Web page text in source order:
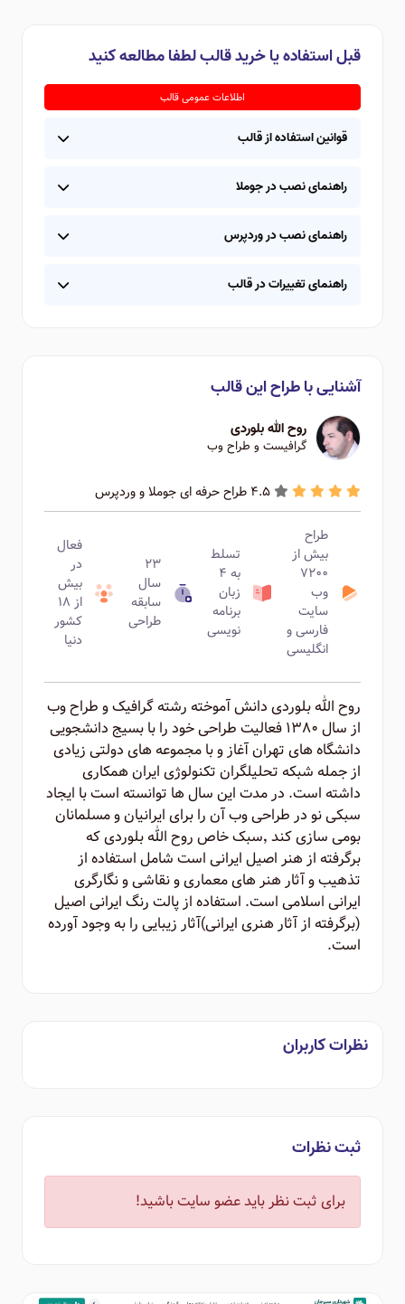
قبل استفاده یا خرید قالب لطفا مطالعه کنید
اطلاعات عمومی قالب
قوانین استفاده از قالب
راهنمای نصب در جوملا
راهنمای نصب در وردپرس
راهنمای تغییرات در قالب
آشنایی با طراح این قالب
روح الله بلوردی
گرافیست و طراح وب
4.5 طراح حرفه ای جوملا و وردپرس
طراح
بیش از
۷۲۰۰
وب
سایت
فارسی و
انگلیسی
تسلط
به ۴
زبان
برنامه
نویسی
۲۳
سال
سابقه
طراحی
فعال
در
بیش
از ۱۸
کشور
دنیا
روح الله بلوردی دانش آموخته رشته گرافیک و طراح وب
از سال ۱۳۸۰ فعالیت طراحی خود را با بسیج دانشجویی
دانشگاه های تهران آغاز و با مجموعه های دولتی زیادی
از جمله شبکه تحلیلگران تکنولوژی ایران همکاری
داشته است. در مدت این سال ها توانسته است با ایجاد
سبکی نو در طراحی وب آن را برای ایرانیان و مسلمانان
بومی سازی کند ٬‌سبک خاص روح الله بلوردی که
برگرفته از هنر اصیل ایرانی است شامل استفاده از
تذهیب و آثار هنر های معماری و نقاشی و نگارگری
ایرانی اسلامی است. استفاده از پالت رنگ ایرانی اصیل
(برگرفته از آثار هنری ایرانی)‌آثار زیبایی را به وجود آورده
است.
نظرات کاربران
ثبت نظرات
برای ثبت نظر باید عضو سایت باشید!